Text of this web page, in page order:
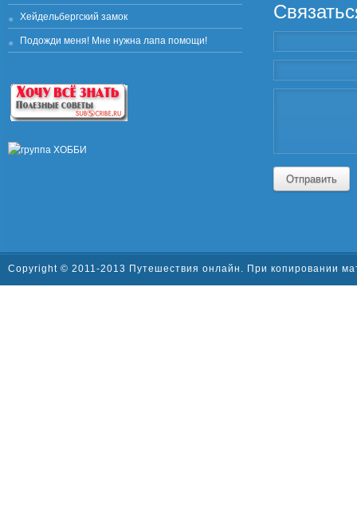
Хейдельбергский замок
Подожди меня! Мне нужна лапа помощи!
Отправить
Copyright © 2011-2013 Путешествия онлайн. При копировании